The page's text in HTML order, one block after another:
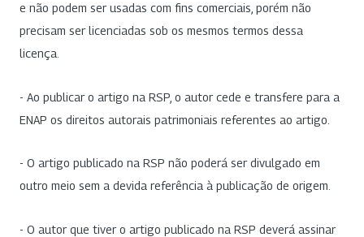
e não podem ser usadas com fins comerciais, porém não
precisam ser licenciadas sob os mesmos termos dessa
licença.
- Ao publicar o artigo na RSP, o autor cede e transfere para a
ENAP os direitos autorais patrimoniais referentes ao artigo.
- O artigo publicado na RSP não poderá ser divulgado em
outro meio sem a devida referência à publicação de origem.
- O autor que tiver o artigo publicado na RSP deverá assinar